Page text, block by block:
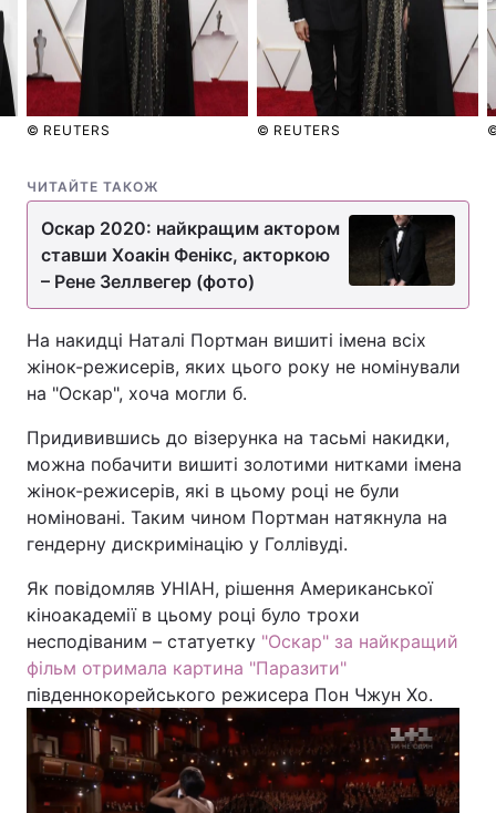
© REUTERS © REUTERS
ЧИТАЙТЕ ТАКОЖ
Оскар 2020: найкращим актором
ставши Хоакін Фенікс, акторкою
– Рене Зеллвегер (фото)
На накидці Наталі Портман вишиті імена всіх
жінок-режисерів, яких цього року не номінували
на "Оскар", хоча могли б.
Придивившись до візерунка на тасьмі накидки,
можна побачити вишиті золотими нитками імена
жінок-режисерів, які в цьому році не були
номіновані. Таким чином Портман натякнула на
гендерну дискримінацію у Голлівуді.
Як повідомляв УНІАН, рішення Американської
кіноакадемії в цьому році було трохи
несподіваним – статуетку "Оскар" за найкращий
фільм отримала картина "Паразити"
південнокорейського режисера Пон Чжун Хо.